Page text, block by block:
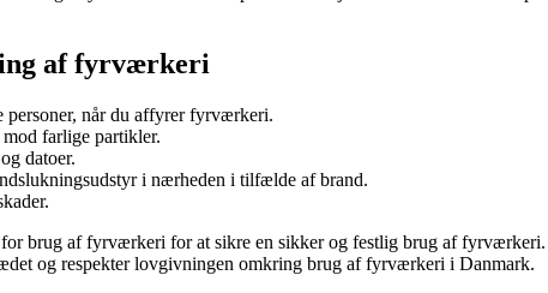
af fyrværkeri
når du affyrer fyrværkeri.
farlige partikler.
datoer.
i nærheden i tilfælde af brand.
brug af fyrværkeri for at sikre en sikker og festlig brug af
og respekter lovgivningen omkring brug af fyrværkeri i Danmark.